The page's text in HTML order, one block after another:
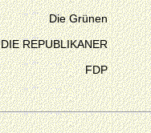
Die Grünen
DIE REPUBLIKANER
FDP